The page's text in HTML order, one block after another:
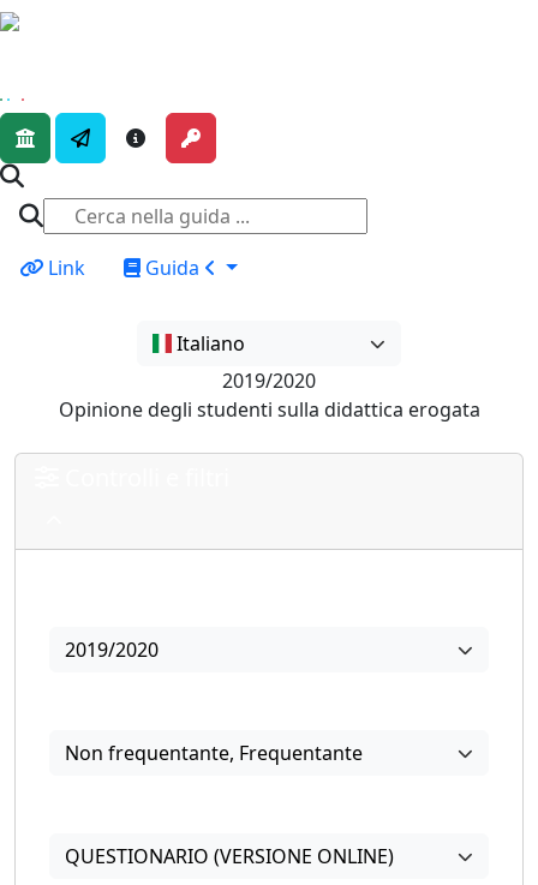
Link Guida
Italiano
2019/2020
Opinione degli studenti sulla didattica erogata
2019/2020
Non frequentante, Frequentante
QUESTIONARIO (VERSIONE ONLINE)